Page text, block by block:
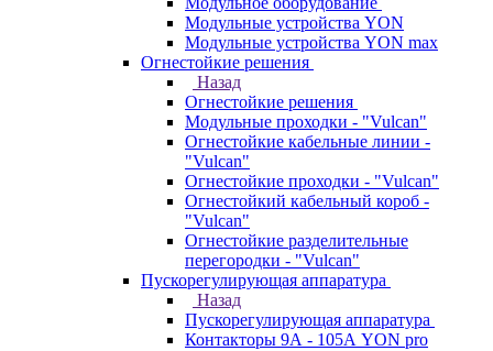
Модульные устройства YON
Модульные устройства YON max
Огнестойкие решения
Назад
Огнестойкие решения
Модульные проходки - "Vulcan"
Огнестойкие кабельные линии -
"Vulcan"
Огнестойкие проходки - "Vulcan"
Огнестойкий кабельный короб -
"Vulcan"
Огнестойкие разделительные
перегородки - "Vulcan"
Пускорегулирующая аппаратура
Назад
Пускорегулирующая аппаратура
Контакторы 9А - 105А YON pro